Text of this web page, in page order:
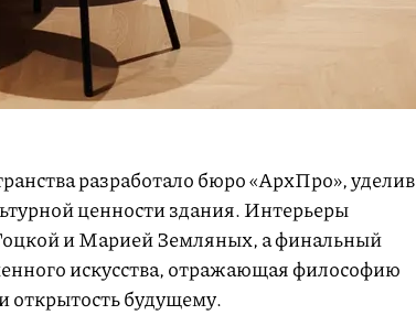
разработало бюро «АрхПро», уделив
ценности здания. Интерьеры
и Марией Земляных, а финальный
искусства, отражающая философию
будущему.